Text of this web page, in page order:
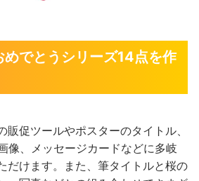
めでとうシリーズ14点を作
販促ツールやポスターのタイトル、
像、メッセージカードなどに多岐
だけます。また、筆タイトルと桜の